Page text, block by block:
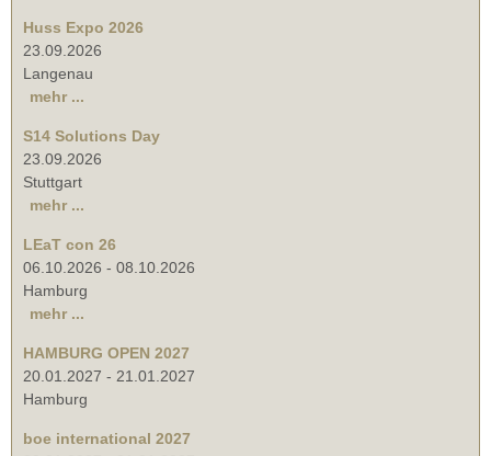
Huss Expo 2026
23.09.2026
Langenau
mehr ...
S14 Solutions Day
23.09.2026
Stuttgart
mehr ...
LEaT con 26
06.10.2026 - 08.10.2026
Hamburg
mehr ...
HAMBURG OPEN 2027
20.01.2027 - 21.01.2027
Hamburg
boe international 2027